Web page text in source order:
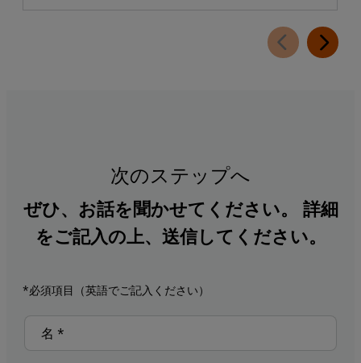
次のステップへ
ぜひ、お話を聞かせてください。 詳細
をご記入の上、送信してください。
*必須項目（英語でご記入ください）